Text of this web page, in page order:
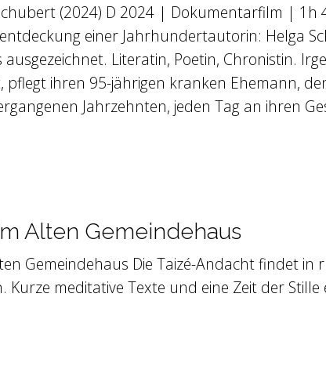
(2024) D 2024 | Dokumentarfilm |
einer Jahrhundertautorin: Helga
Literatin, Poetin, Chronistin.
pflegt ihren 95-jährigen kranken Ehemann,
Jahrzehnten, jeden Tag an ihren
Alten Gemeindehaus
Gemeindehaus Die Taizé-Andacht findet
Kurze meditative Texte und eine Zeit der